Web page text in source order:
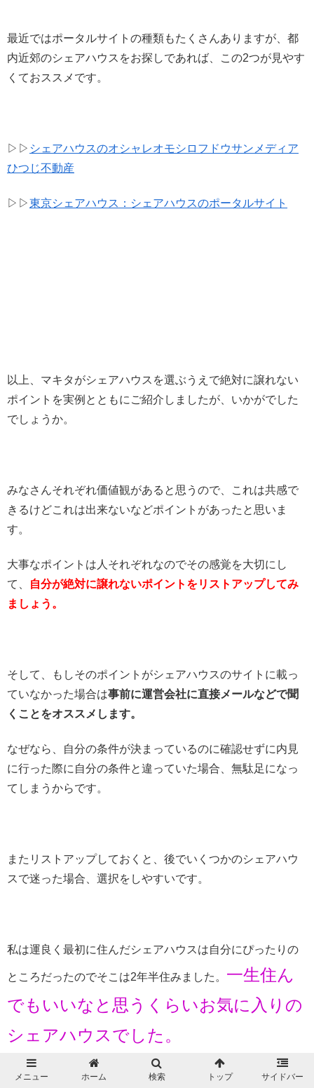
最近ではポータルサイトの種類もたくさんありますが、都
内近郊のシェアハウスをお探しであれば、この2つが見やす
くておススメです。
▷▷ シェアハウスのオシャレオモシロフドウサンメディア
ひつじ不動産
▷▷東京シェアハウス：シェアハウスのポータルサイト
以上、マキタがシェアハウスを選ぶうえで絶対に譲れない
ポイントを実例とともにご紹介しましたが、いかがでした
でしょうか。
みなさんそれぞれ価値観があると思うので、これは共感で
きるけどこれは出来ないなどポイントがあったと思いま
す。
大事なポイントは人それぞれなのでその感覚を大切にし
て、
自分が絶対に譲れないポイントをリストアップしてみ
ましょう。
そして、もしそのポイントがシェアハウスのサイトに載っ
ていなかった場合は事前に運営会社に直接メールなどで聞
くことをオススメします。
なぜなら、自分の条件が決まっているのに確認せずに内見
に行った際に自分の条件と違っていた場合、無駄足になっ
てしまうからです。
またリストアップしておくと、後でいくつかのシェアハウ
スで迷った場合、選択をしやすいです。
私は運良く最初に住んだシェアハウスは自分にぴったりの
ところだったのでそこは2年半住みました。 一生住ん
でもいいなと思うくらいお気に入りの
シェアハウスでした。
メニュー ホーム 検索 トップ サイドバー